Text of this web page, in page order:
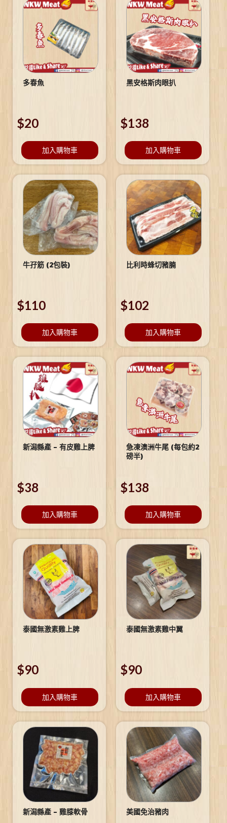
多春魚
$20
加入購物車
黑安格斯肉眼扒
$138
加入購物車
牛孖筋 (2包裝)
$110
加入購物車
比利時蜂切豬腩
$102
加入購物車
新潟縣產 – 有皮雞上脾
$38
加入購物車
急凍澳洲牛尾 (每包約2
磅半)
$138
加入購物車
泰國無激素雞上脾
$90
加入購物車
泰國無激素雞中翼
$90
加入購物車
新潟縣產 – 雞膝軟骨 美國免治豬肉